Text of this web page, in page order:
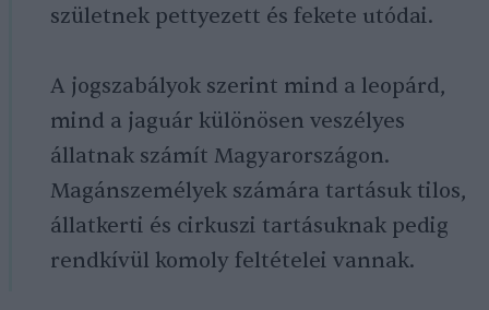
születnek pettyezett és fekete utódai.
A jogszabályok szerint mind a leopárd,
mind a jaguár különösen veszélyes
állatnak számít Magyarországon.
Magánszemélyek számára tartásuk tilos,
állatkerti és cirkuszi tartásuknak pedig
rendkívül komoly feltételei vannak.